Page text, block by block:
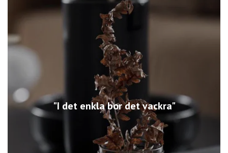
"I det enkla bor det vackra"